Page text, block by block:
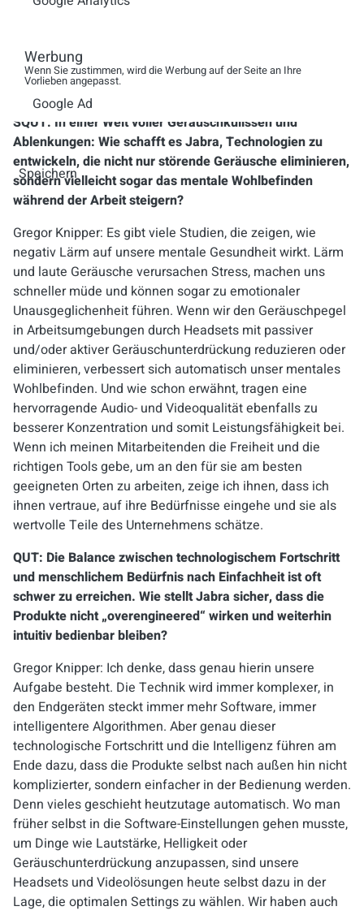
Rückenleiden von Vielsitzerinne:n vorzubeugen.
andere Menschen. Schließlich ist die KI ein absolut
neutraler Coach, der ohne Emotionen und somit sachlich
sehr gutes Feedback geben kann.
SQUT: In einer Welt voller Geräuschkulissen und
Ablenkungen: Wie schafft es Jabra, Technologien zu
entwickeln, die nicht nur störende Geräusche eliminieren,
sondern vielleicht sogar das mentale Wohlbefinden
während der Arbeit steigern?
Gregor Knipper: Es gibt viele Studien, die zeigen, wie
negativ Lärm auf unsere mentale Gesundheit wirkt. Lärm
und laute Geräusche verursachen Stress, machen uns
schneller müde und können sogar zu emotionaler
Unausgeglichenheit führen. Wenn wir den Geräuschpegel
in Arbeitsumgebungen durch Headsets mit passiver
und/oder aktiver Geräuschunterdrückung reduzieren oder
eliminieren, verbessert sich automatisch unser mentales
Wohlbefinden. Und wie schon erwähnt, tragen eine
hervorragende Audio- und Videoqualität ebenfalls zu
besserer Konzentration und somit Leistungsfähigkeit bei.
Wenn ich meinen Mitarbeitenden die Freiheit und die
richtigen Tools gebe, um an den für sie am besten
geeigneten Orten zu arbeiten, zeige ich ihnen, dass ich
ihnen vertraue, auf ihre Bedürfnisse eingehe und sie als
wertvolle Teile des Unternehmens schätze.
QUT: Die Balance zwischen technologischem Fortschritt
und menschlichem Bedürfnis nach Einfachheit ist oft
schwer zu erreichen. Wie stellt Jabra sicher, dass die
Produkte nicht „overengineered“ wirken und weiterhin
intuitiv bedienbar bleiben?
Gregor Knipper: Ich denke, dass genau hierin unsere
Aufgabe besteht. Die Technik wird immer komplexer, in
den Endgeräten steckt immer mehr Software, immer
intelligentere Algorithmen. Aber genau dieser
technologische Fortschritt und die Intelligenz führen am
Ende dazu, dass die Produkte selbst nach außen hin nicht
komplizierter, sondern einfacher in der Bedienung werden.
Denn vieles geschieht heutzutage automatisch. Wo man
früher selbst in die Software-Einstellungen gehen musste,
um Dinge wie Lautstärke, Helligkeit oder
Geräuschunterdrückung anzupassen, sind unsere
Headsets und Videolösungen heute selbst dazu in der
Lage, die optimalen Settings zu wählen. Wir haben auch
Werbung
Wenn Sie zustimmen, wird die Werbung auf der Seite an Ihre
Vorlieben angepasst.
Google Ad
Speichern